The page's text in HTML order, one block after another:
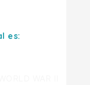
es: